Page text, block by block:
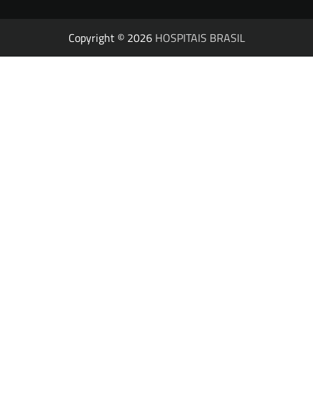
Copyright © 2026 HOSPITAIS BRASIL